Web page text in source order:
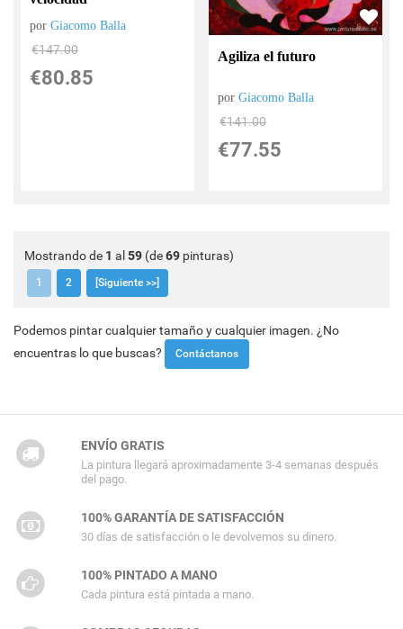
porGiacomo Balla
€147.00
€80.85
Agiliza el futuro
porGiacomo Balla
€141.00
€77.55
Mostrando de 1 al 59 (de69 pinturas)
1 2 [Siguiente >>]
Podemos pintar cualquier tamaño y cualquier imagen. ¿No
encuentras lo que buscas?
Contáctanos
ENVÍO GRATIS
La pintura llegará aproximadamente 3-4 semanas después
del pago.
100% GARANTÍA DE SATISFACCIÓN
30 días de satisfacción o le devolvemos su dinero.
100% PINTADO A MANO
Cada pintura está pintada a mano.